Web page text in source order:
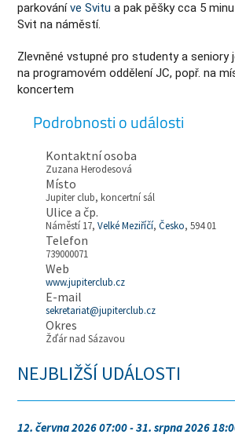
parkováníve Svitu a pak pěšky cca 5
Svit na náměstí.
Zlevněné vstupné pro studenty a seniory
na programovém oddělení JC, popř. na
koncertem
Podrobnosti o události
Kontaktní osoba
Zuzana Herodesová
Místo
Jupiter club, koncertní sál
Ulice a čp.
Náměstí 17,Velké Meziříčí,Česko, 594 01
Telefon
739000071
Web
www.jupiterclub.cz
E-mail
sekretariat@jupiterclub.cz
Okres
Žďár nad Sázavou
NEJBLIŽŠÍ UDÁLOSTI
12. června 2026 07:00 - 31. srpna 2026